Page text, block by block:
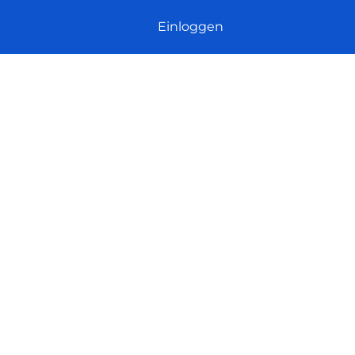
Einloggen